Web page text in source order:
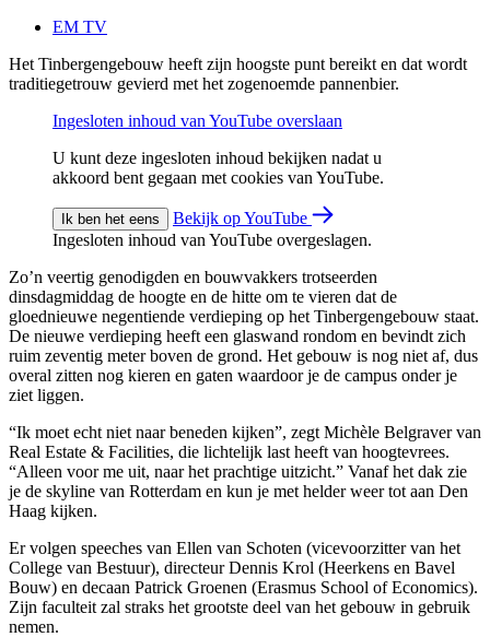
EM TV
Het Tinbergengebouw heeft zijn hoogste punt bereikt en dat wordt
traditiegetrouw gevierd met het zogenoemde pannenbier.
Ingesloten inhoud van YouTube overslaan
U kunt deze ingesloten inhoud bekijken nadat u
akkoord bent gegaan met cookies van YouTube.
Ik ben het eens
Bekijk op YouTube
Ingesloten inhoud van YouTube overgeslagen.
Zo’n veertig genodigden en bouwvakkers trotseerden
dinsdagmiddag de hoogte en de hitte om te vieren dat de
gloednieuwe negentiende verdieping op het Tinbergengebouw staat.
De nieuwe verdieping heeft een glaswand rondom en bevindt zich
ruim zeventig meter boven de grond. Het gebouw is nog niet af, dus
overal zitten nog kieren en gaten waardoor je de campus onder je
ziet liggen.
“Ik moet echt niet naar beneden kijken”, zegt Michèle Belgraver van
Real Estate & Facilities, die lichtelijk last heeft van hoogtevrees.
“Alleen voor me uit, naar het prachtige uitzicht.” Vanaf het dak zie
je de skyline van Rotterdam en kun je met helder weer tot aan Den
Haag kijken.
Er volgen speeches van Ellen van Schoten (vicevoorzitter van het
College van Bestuur), directeur Dennis Krol (Heerkens en Bavel
Bouw) en decaan Patrick Groenen (Erasmus School of Economics).
Zijn faculteit zal straks het grootste deel van het gebouw in gebruik
nemen.